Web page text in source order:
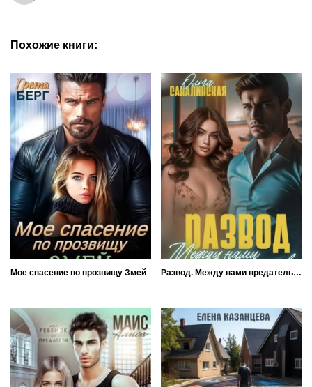
Похожие книги:
Мое спасение по прозвищу Змей Развод. Между нами предательство